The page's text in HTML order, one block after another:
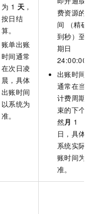
为 1 天 ，
按日结
算。
账单出账
时间通常
在次日凌
晨，具体
出账时间
以系统为
准。
费资源的
间 （精确
到秒）至
期日
24:00:00
出账时间
通常在当
计费周期
束的下个
然月 1
日，具体
系统实际
账时间为
准。